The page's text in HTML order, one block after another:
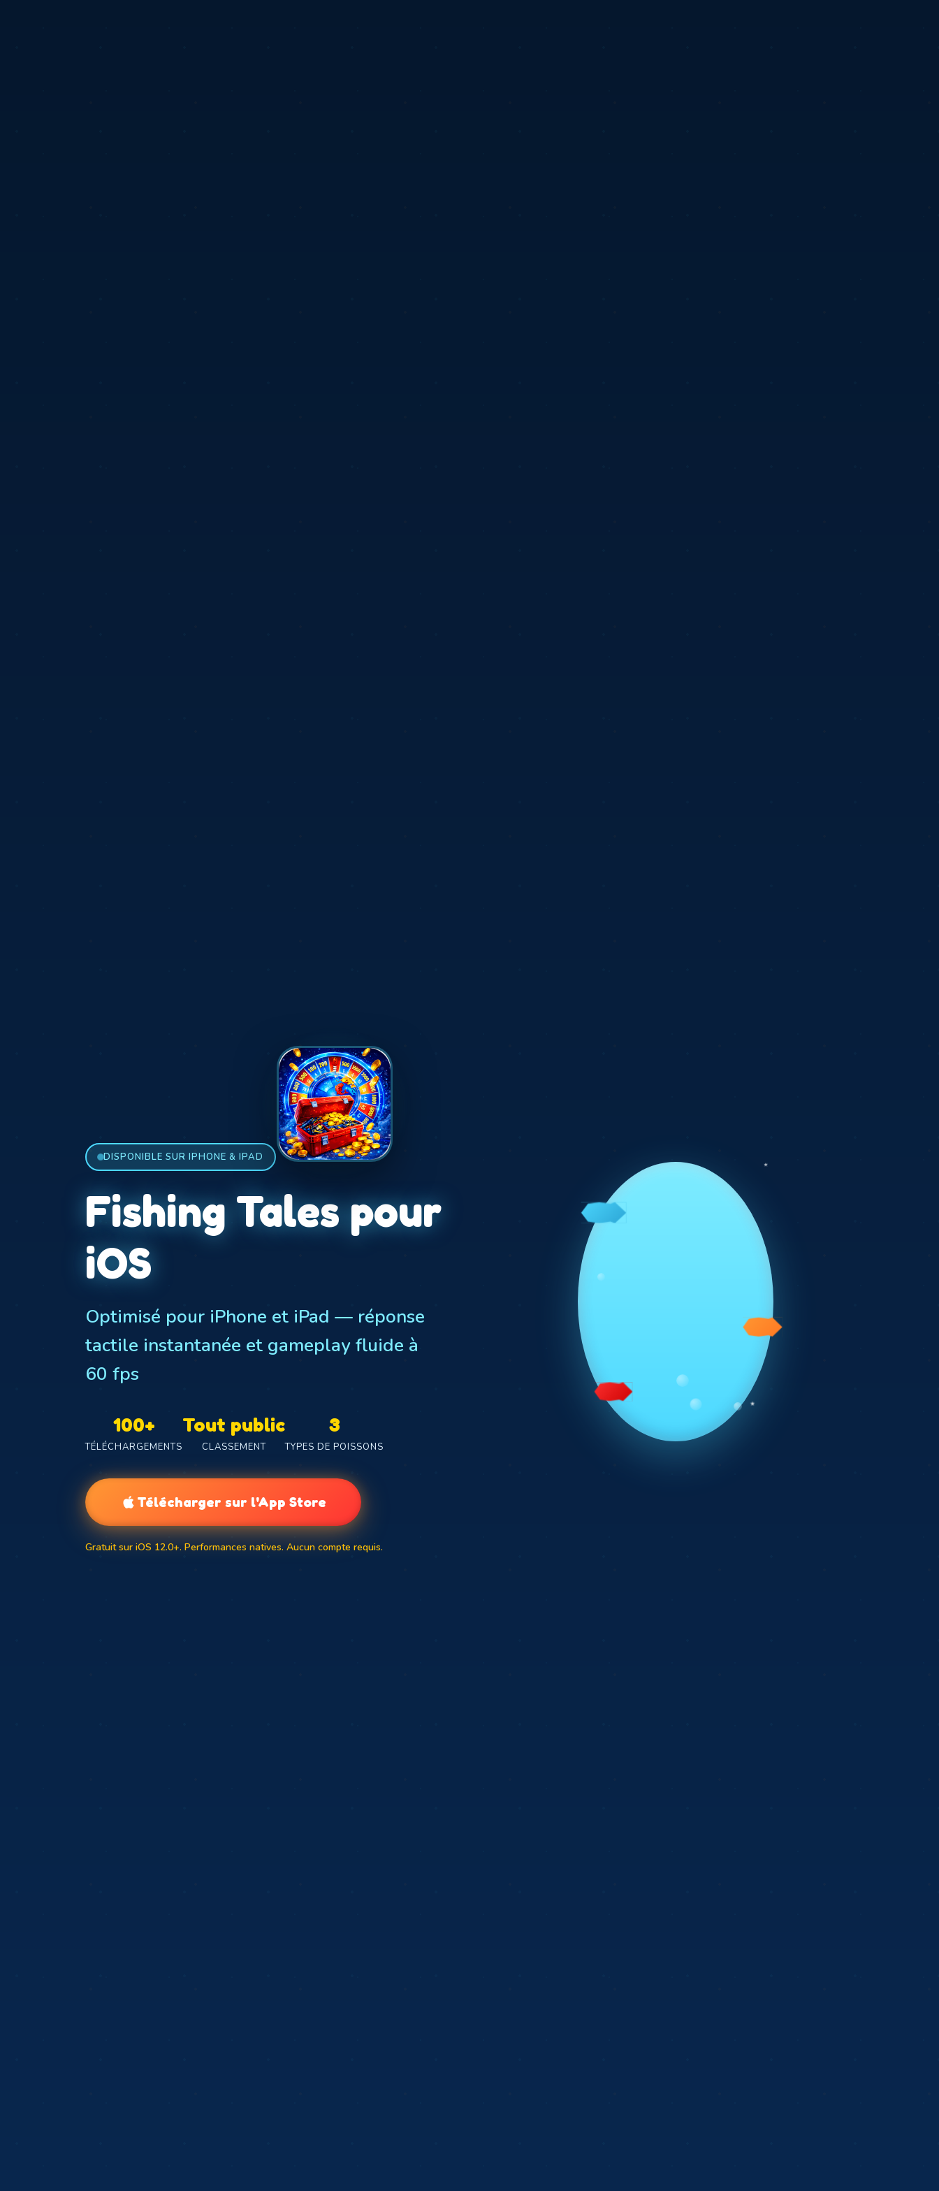
DISPONIBLE SUR IPHONE & IPAD
Fishing Tales pour
iOS
Optimisé pour iPhone et iPad — réponse
tactile instantanée et gameplay fluide à
60 fps
100+
TÉLÉCHARGEMENTS
Tout public
CLASSEMENT
3
TYPES DE POISSONS
Télécharger sur l'App Store
Gratuit sur iOS 12.0+. Performances natives. Aucun compte requis.